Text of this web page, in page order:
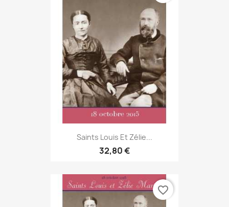
Saints Louis Et Zélie...
32,80 €
favorite_border